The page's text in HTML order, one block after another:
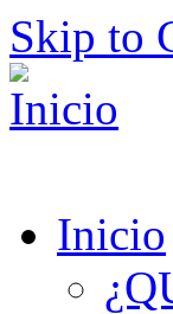
Skip to
Inicio